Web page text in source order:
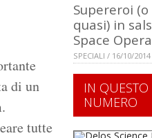
di un
tutte
Supereroi (o
quasi) in
Space Opera
SPECIALI / 16/10/2014
IN QUESTO
NUMERO